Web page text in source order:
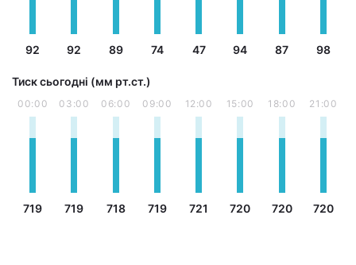
92 92 89 74 47 94 87 98
Тиск сьогодні (мм рт.ст.)
00:00
719
03:00
719
06:00
718
09:00
719
12:00
721
15:00
720
18:00
720
21:00
720